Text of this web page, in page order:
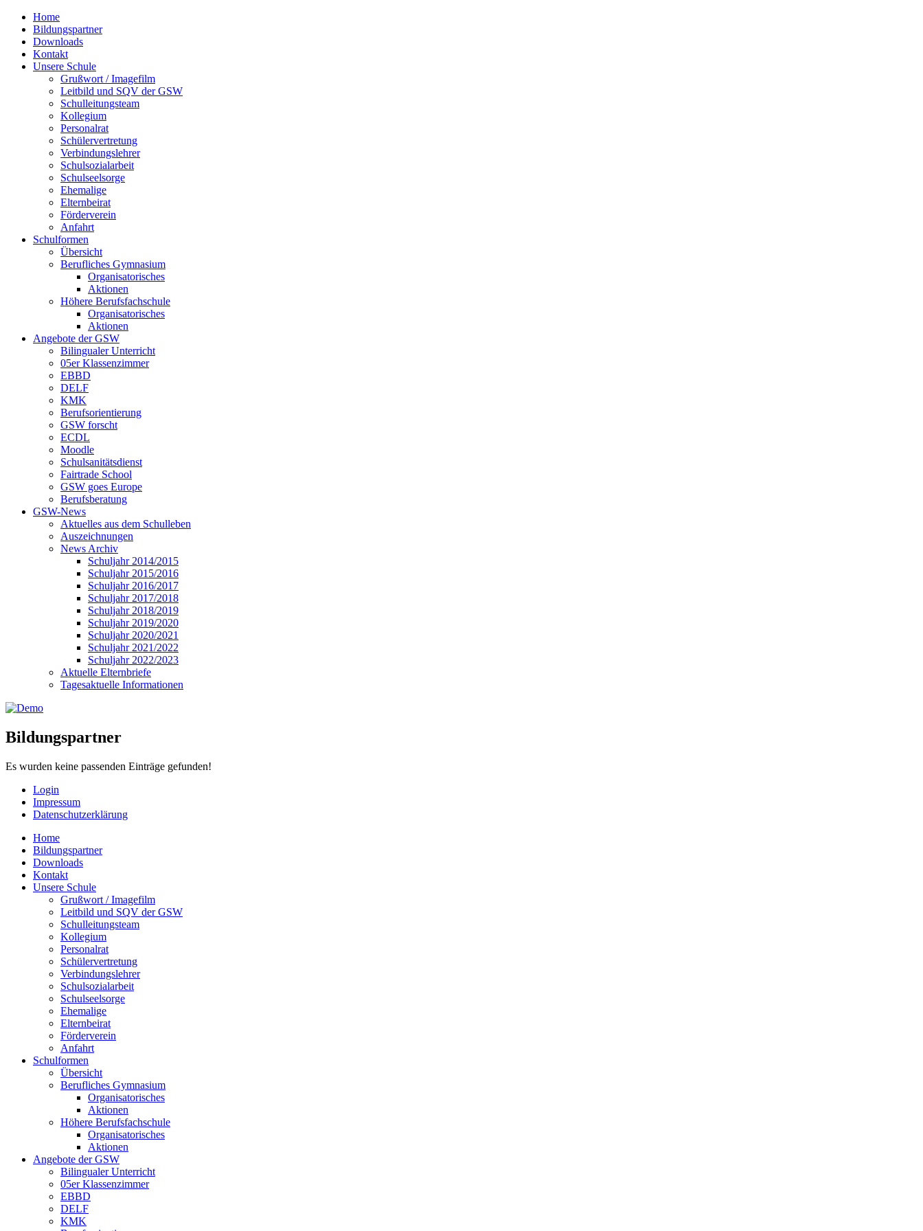
Home
Bildungspartner
Downloads
Kontakt
Unsere Schule
Grußwort / Imagefilm
Leitbild und SQV der GSW
Schulleitungsteam
Kollegium
Personalrat
Schülervertretung
Verbindungslehrer
Schulsozialarbeit
Schulseelsorge
Ehemalige
Elternbeirat
Förderverein
Anfahrt
Schulformen
Übersicht
Berufliches Gymnasium
Organisatorisches
Aktionen
Höhere Berufsfachschule
Organisatorisches
Aktionen
Angebote der GSW
Bilingualer Unterricht
05er Klassenzimmer
EBBD
DELF
KMK
Berufsorientierung
GSW forscht
ECDL
Moodle
Schulsanitätsdienst
Fairtrade School
GSW goes Europe
Berufsberatung
GSW-News
Aktuelles aus dem Schulleben
Auszeichnungen
News Archiv
Schuljahr 2014/2015
Schuljahr 2015/2016
Schuljahr 2016/2017
Schuljahr 2017/2018
Schuljahr 2018/2019
Schuljahr 2019/2020
Schuljahr 2020/2021
Schuljahr 2021/2022
Schuljahr 2022/2023
Aktuelle Elternbriefe
Tagesaktuelle Informationen
Bildungspartner
Es wurden keine passenden Einträge gefunden!
Login
Impressum
Datenschutzerklärung
Home
Bildungspartner
Downloads
Kontakt
Unsere Schule
Grußwort / Imagefilm
Leitbild und SQV der GSW
Schulleitungsteam
Kollegium
Personalrat
Schülervertretung
Verbindungslehrer
Schulsozialarbeit
Schulseelsorge
Ehemalige
Elternbeirat
Förderverein
Anfahrt
Schulformen
Übersicht
Berufliches Gymnasium
Organisatorisches
Aktionen
Höhere Berufsfachschule
Organisatorisches
Aktionen
Angebote der GSW
Bilingualer Unterricht
05er Klassenzimmer
EBBD
DELF
KMK